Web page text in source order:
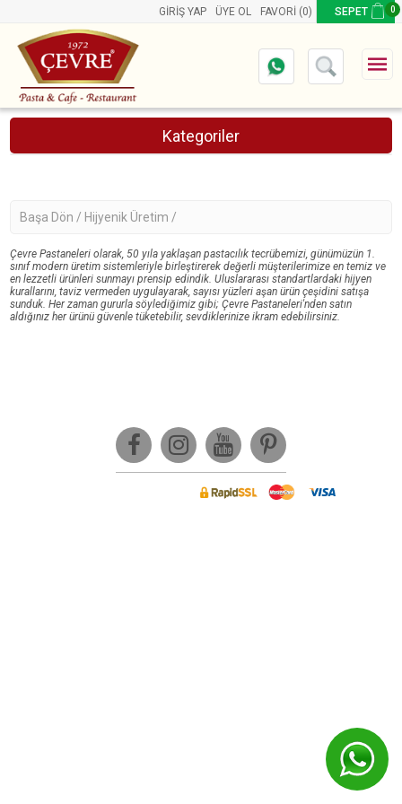
GIRIŞ YAP ÜYE OL FAVORI (0) SEPET 0
Kategoriler
Başa Dön / Hijyenik Üretim /
Çevre Pastaneleri olarak, 50 yıla yaklaşan pastacılık tecrübemizi, günümüzün 1.
sınıf modern üretim sistemleriyle birleştirerek değerli müşterilerimize en temiz ve
en lezzetli ürünleri sunmayı prensip edindik. Uluslararası standartlardaki hijyen
kurallarını, taviz vermeden uygulayarak, sayısı yüzleri aşan ürün çeşidini satışa
sunduk. Her zaman gururla söylediğimiz gibi; Çevre Pastaneleri'nden satın
aldığınız her ürünü güvenle tüketebilir, sevdiklerinize ikram edebilirsiniz.